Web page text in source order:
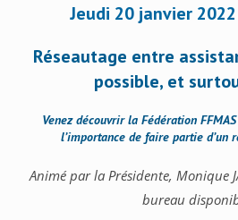
Jeudi 20 janvier
Réseautage entre
possible, et
Venez découvrir la Fédération
l’importance de faire partie d’un
Animé par la Présidente, Monique
bureau